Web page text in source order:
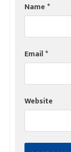
Name*
Email*
Website